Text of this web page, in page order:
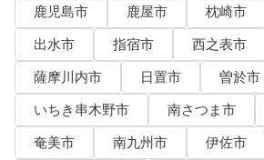
鹿児島市 鹿屋市 枕崎市
出水市
指宿市 西之表市
薩摩川内市
日置市 曽於市
いちき串木野市
南さつま市
奄美市
南九州市 伊佐市